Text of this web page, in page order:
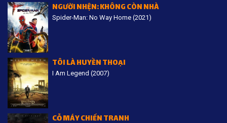
NGƯỜI NHỆN: KHÔNG CÒN NHÀ
Spider-Man: No Way Home (2021)
TÔI LÀ HUYỀN THOẠI
I Am Legend (2007)
CỖ MÁY CHIẾN TRANH